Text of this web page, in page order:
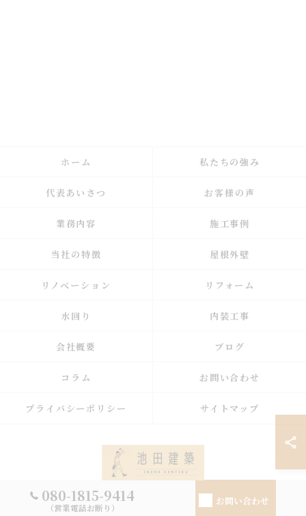
080-1815-9414
（営業電話お断り）
お問い合わせ
ホーム 私たちの強み
代表あいさつ お客様の声
業務内容 施工事例
当社の特徴 屋根外壁
リノベーション リフォーム
水回り 内装工事
会社概要 ブログ
コラム お問い合わせ
プライバシーポリシー サイトマップ
© 2026 福島県郡山の新築なら池田建築 ALL RIGHTS RESERVED.